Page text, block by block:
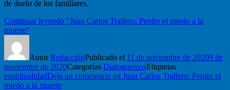
de duelo de los familiares.
Continuar leyendo “Juan Carlos Trallero: Perder el miedo a la
muerte”
AutorRedacciónPublicado el 11 de noviembre de 20209 de
noviembre de 2020Categorías DialoguemosEtiquetas
espiritualidadDeja un comentario en Juan Carlos Trallero: Perder el
miedo a la muerte